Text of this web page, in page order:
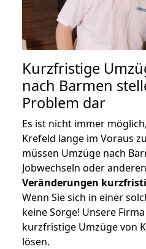
Kurzfristige
nach Barmen
Problem dar
Es ist nicht immer
Krefeld lange im Voraus
müssen Umzüge nach
Jobwechseln oder
Veränderungen
Wenn Sie sich in einer
keine Sorge! Unsere
kurzfristige Umzüge von
lösen.